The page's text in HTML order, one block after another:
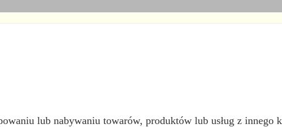
lub nabywaniu towarów, produktów lub usług z innego